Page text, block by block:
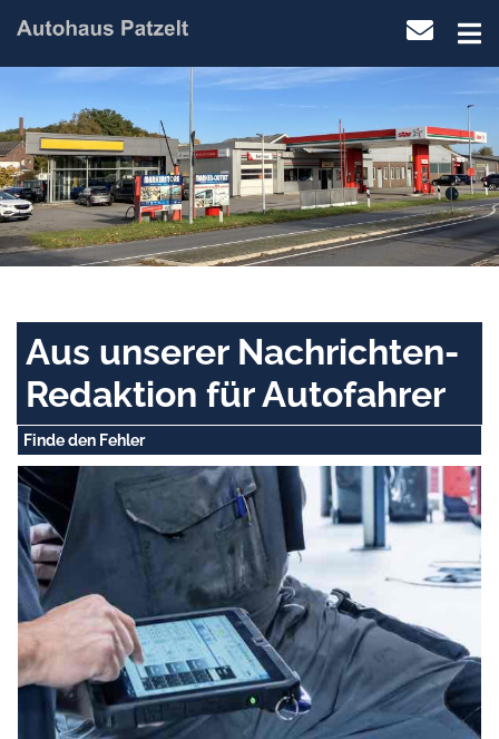
Aus unserer Nachrichten-
Redaktion für Autofahrer
Finde den Fehler